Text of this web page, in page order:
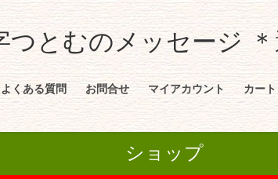
とむのメッセージ
よくある質問 お問合せ マイアカウント カート
ショップ